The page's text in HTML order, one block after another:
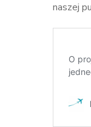
naszej